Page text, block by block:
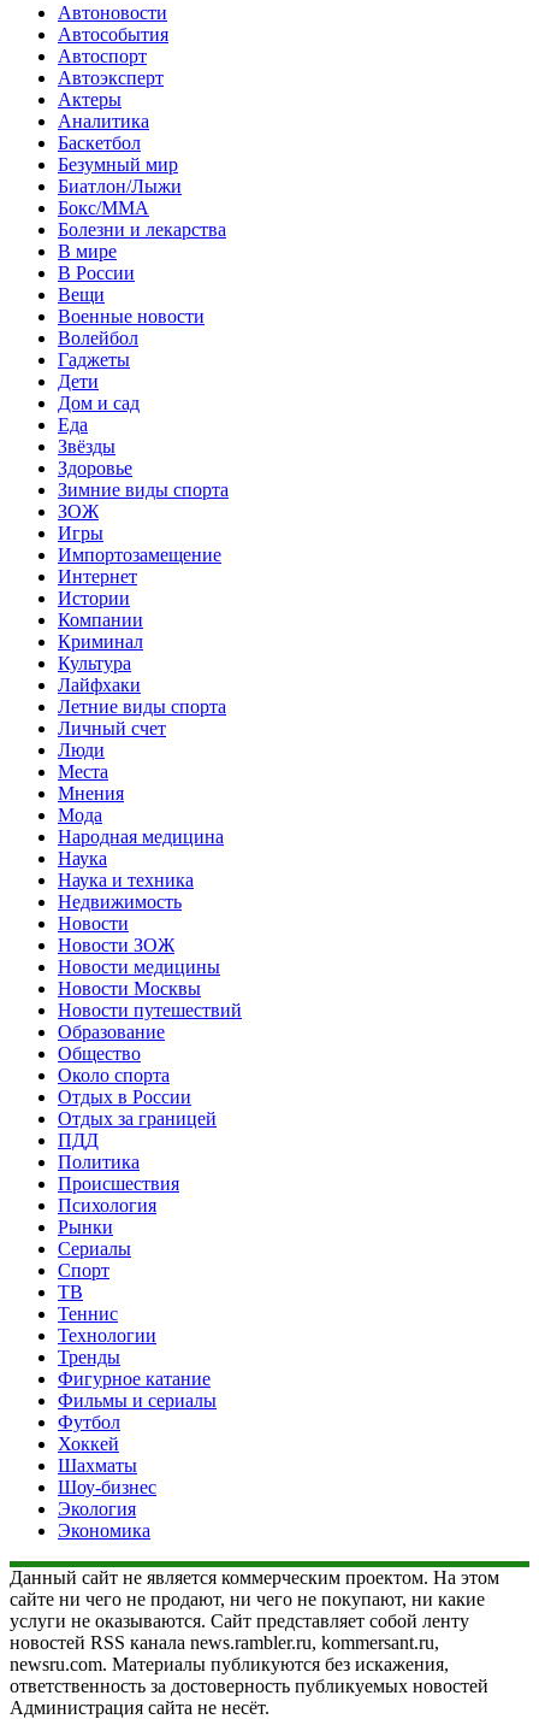
Автоновости
Автособытия
Автоспорт
Автоэксперт
Актеры
Аналитика
Баскетбол
Безумный мир
Биатлон/Лыжи
Бокс/MMA
Болезни и лекарства
В мире
В России
Вещи
Военные новости
Волейбол
Гаджеты
Дети
Дом и сад
Еда
Звёзды
Здоровье
Зимние виды спорта
ЗОЖ
Игры
Импортозамещение
Интернет
Истории
Компании
Криминал
Культура
Лайфхаки
Летние виды спорта
Личный счет
Люди
Места
Мнения
Мода
Народная медицина
Наука
Наука и техника
Недвижимость
Новости
Новости ЗОЖ
Новости медицины
Новости Москвы
Новости путешествий
Образование
Общество
Около спорта
Отдых в России
Отдых за границей
ПДД
Политика
Происшествия
Психология
Рынки
Сериалы
Спорт
ТВ
Теннис
Технологии
Тренды
Фигурное катание
Фильмы и сериалы
Футбол
Хоккей
Шахматы
Шоу-бизнес
Экология
Экономика
Данный сайт не является коммерческим проектом. На этом
сайте ни чего не продают, ни чего не покупают, ни какие
услуги не оказываются. Сайт представляет собой ленту
новостей RSS канала news.rambler.ru, kommersant.ru,
newsru.com. Материалы публикуются без искажения,
ответственность за достоверность публикуемых новостей
Администрация сайта не несёт.